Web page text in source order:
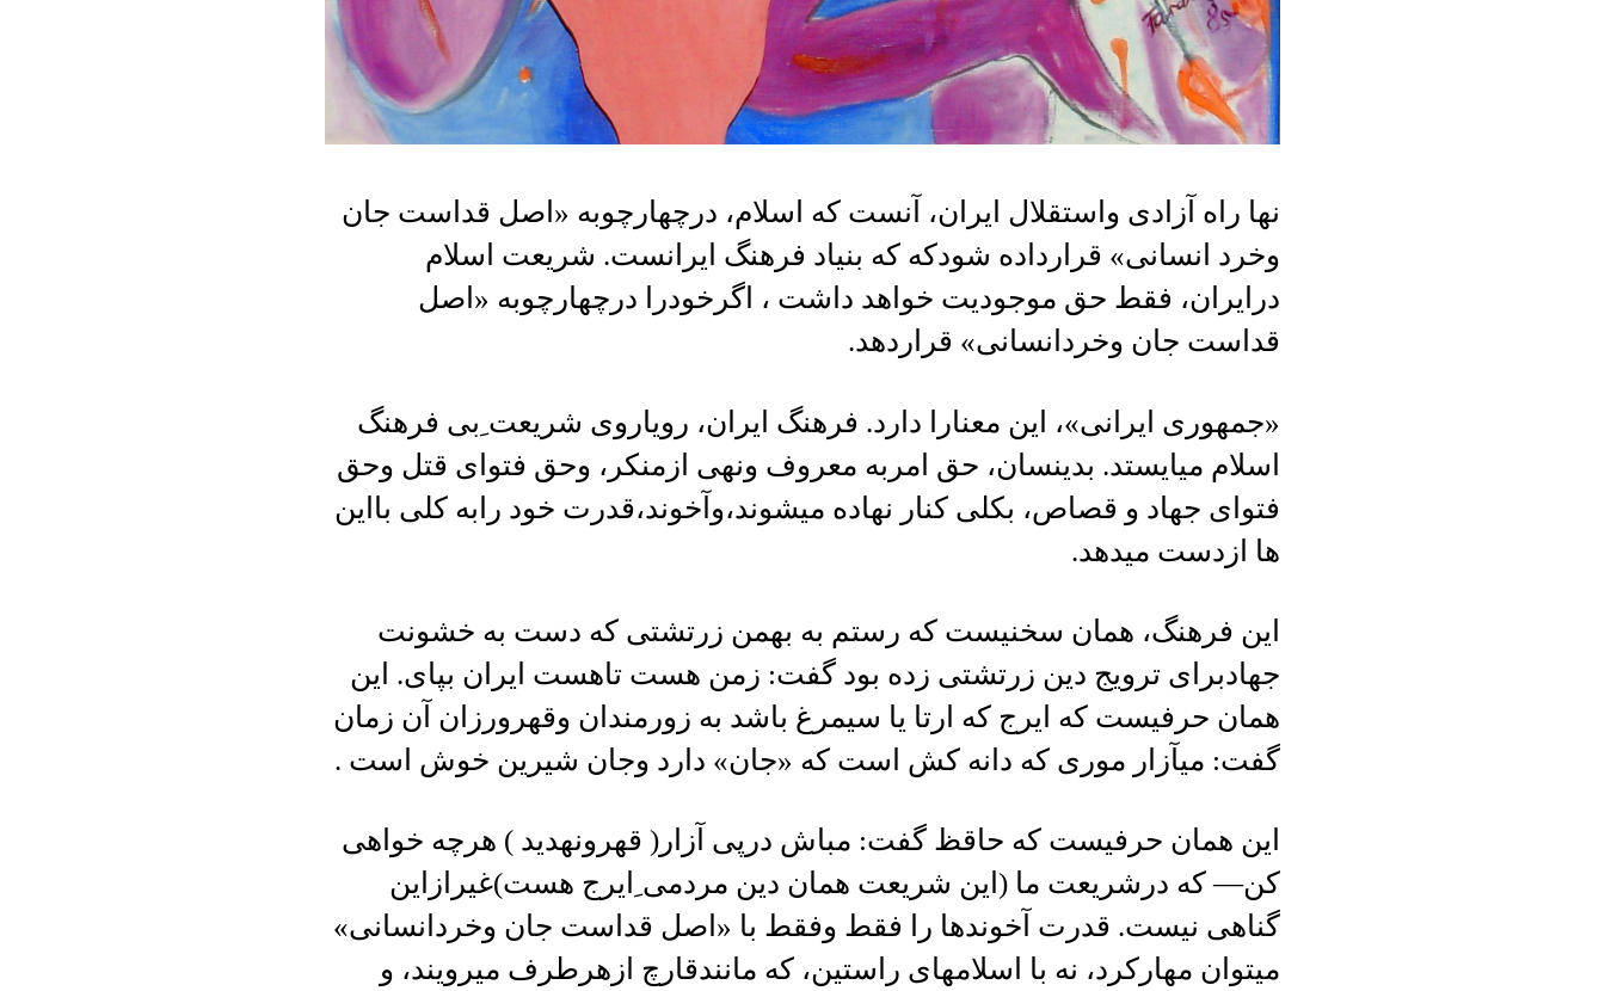
نها راه آزادی واستقلال ایران، آنست که اسلام، درچهارچوبه «اصل قداست جان
وخرد انسانی» قرارداده شودکه که بنیاد فرهنگ ایرانست. شریعت اسلام
درایران، فقط حق موجودیت خواهد داشت ، اگرخودرا درچهارچوبه «اصل
قداست جان وخردانسانی» قراردهد.
«جمهوری ایرانی»، این معنارا دارد. فرهنگ ایران، رویاروی شریعت ِبی فرهنگ
اسلام میایستد. بدینسان، حق امربه معروف ونهی ازمنکر، وحق فتوای قتل وحق
فتوای جهاد و قصاص، بکلی کنار نهاده میشوند،وآخوند،قدرت خود رابه کلی بااین
ها ازدست میدهد.
این فرهنگ، همان سخنیست که رستم به بهمن زرتشتی که دست به خشونت
جهادبرای ترویج دین زرتشتی زده بود گفت: زمن هست تاهست ایران بپای. این
همان حرفیست که ایرج که ارتا یا سیمرغ باشد به زورمندان وقهرورزان آن زمان
گفت: میآزار موری که دانه کش است که «جان» دارد وجان شیرین خوش است .
این همان حرفیست که حاقظ گفت: مباش درپی آزار( قهرونهدید ) هرچه خواهی
کن— که درشریعت ما (این شریعت همان دین مردمی ِایرج هست)غیرازاین
گناهی نیست. قدرت آخوندها را فقط وفقط با «اصل قداست جان وخردانسانی»
میتوان مهارکرد، نه با اسلامهای راستین، که مانندقارچ ازهرطرف میرویند، و